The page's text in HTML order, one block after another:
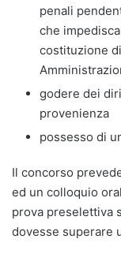
penali
che
costituzione
godere dei
provenienza
possesso di
Il concorso
ed un colloquio
prova preselettiva
dovesse superare